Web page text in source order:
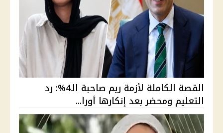
القصة الكاملة لأزمة ريم صاحبة الـ4%: رد
التعليم ومحضر بعد إنكارها أورا...